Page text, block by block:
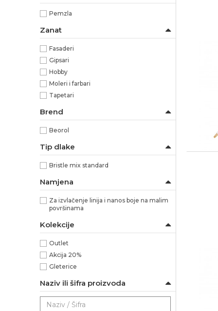
Pemzla
Zanat
Fasaderi
Gipsari
Hobby
Moleri i farbari
Tapetari
Brend
Beorol
Tip dlake
Bristle mix standard
Namjena
Za izvlačenje linija i nanos boje na malim
površinama
Kolekcije
Outlet
Akcija 20%
Gleterice
Naziv ili šifra proizvoda